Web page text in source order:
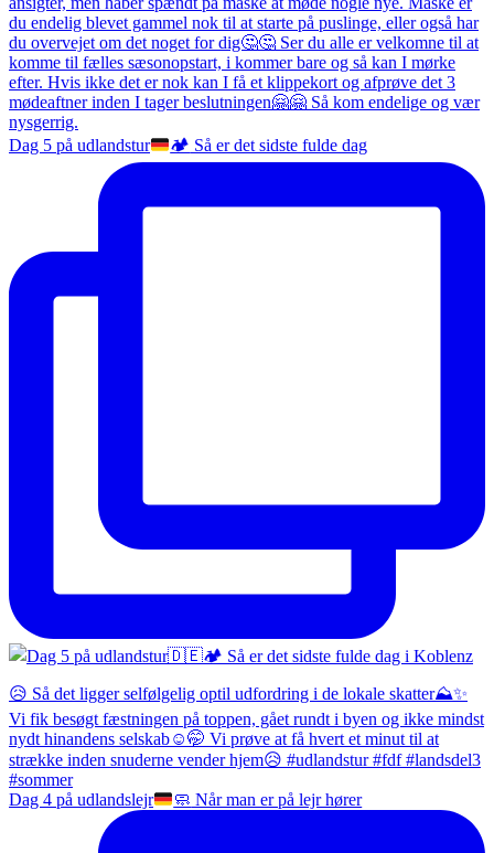
Dag 5 på udlandstur 🏕️ Så er det sidste fulde dag
Dag 4 på udlandslejr 🧼 Når man er på lejr hører